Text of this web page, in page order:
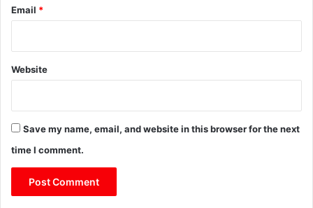
Email *
Website
Save my name, email, and website in this browser for the next
time I comment.